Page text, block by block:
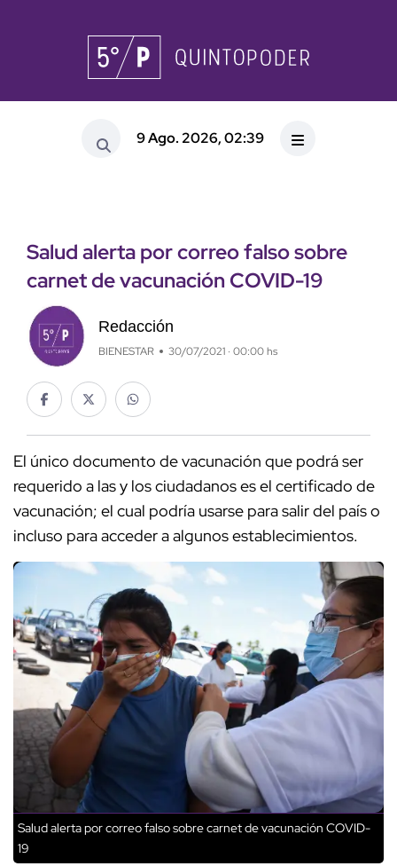
9 Ago. 2026, 02:39
Salud alerta por correo falso sobre
carnet de vacunación COVID-19
Redacción
BIENESTAR 30/07/2021 · 00:00 hs
El único documento de vacunación que podrá ser
requerido a las y los ciudadanos es el certificado de
vacunación; el cual podría usarse para salir del país o
incluso para acceder a algunos establecimientos.
Salud alerta por correo falso sobre carnet de vacunación COVID-
19